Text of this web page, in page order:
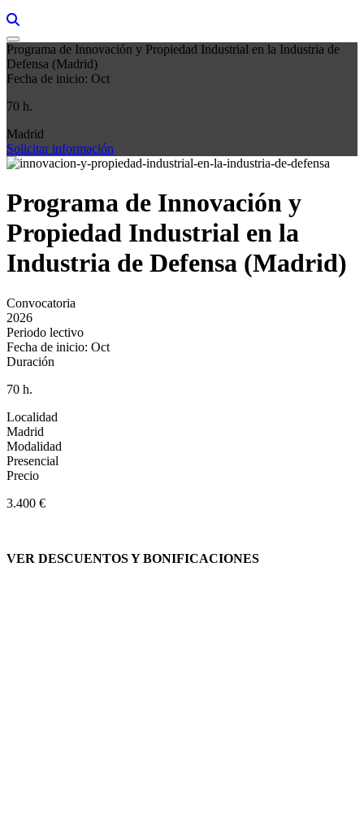
Programa de Innovación y Propiedad Industrial en la Industria de
Defensa (Madrid)
Fecha de inicio: Oct
70 h.
Madrid
Solicitar información
Programa de Innovación y
Propiedad Industrial en la
Industria de Defensa (Madrid)
Convocatoria
2026
Periodo lectivo
Fecha de inicio: Oct
Duración
70 h.
Localidad
Madrid
Modalidad
Presencial
Precio
3.400 €
VER DESCUENTOS Y BONIFICACIONES